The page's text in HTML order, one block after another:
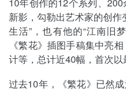
新影，勾勒出艺术家的创
生活”，也有他的“江南旧
《繁花》插图手稿集中亮
计等，总计近40幅，首次以
过去10年，《繁花》已然